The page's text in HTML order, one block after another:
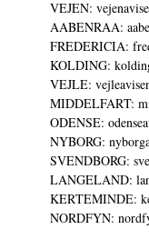
VEJEN:
AABENRAA:
FREDERICIA:
KOLDING:
VEJLE:
MIDDELFART:
ODENSE:
NYBORG:
SVENDBORG:
LANGELAND:
KERTEMINDE:
NORDFYN: